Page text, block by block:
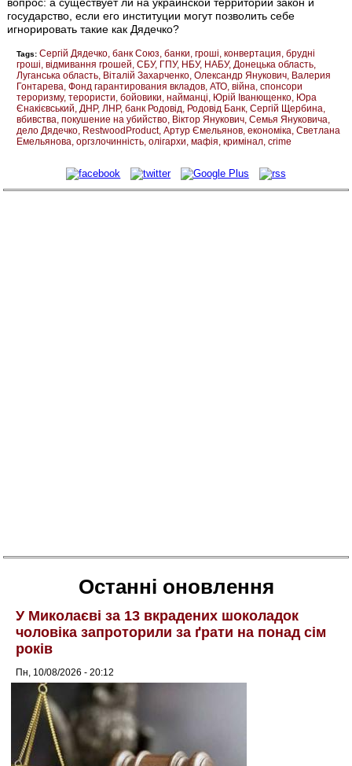
государство, если его институции могут позволить себе
игнорировать такие как Дядечко?
Tags:Сергій Дядечко банк Союз банки гроші конвертация брудні
гроші відмивання грошей СБУ ГПУ НБУ НАБУ Донецька область
Луганська область Віталій Захарченко Олександр Янукович Валерия
Гонтарева Фонд гарантирования вкладов АТО війна спонсори
тероризму терористи бойовики найманці Юрій Іванющенко Юра
Єнакієвський ДНР ЛНР банк Родовід Родовід Банк Сергій Щербина
вбивства покушение на убийство Віктор Янукович Семья Януковича
дело Дядечко RestwoodProduct Артур Ємельянов економіка Светлана
Емельянова оргзлочинність олігархи мафія кримінал crime
Останні оновлення
У Миколаєві за 13 вкрадених шоколадок
чоловіка запроторили за ґрати на понад сім
років
Пн, 10/08/2026 - 20:12